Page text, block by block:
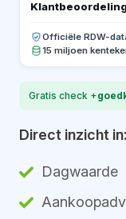
Officiële RDW-
15 miljoen
Gratis check +
Direct inzicht in:
Dagwaarde